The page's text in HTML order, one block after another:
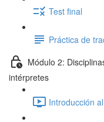
Test final
Práctica de
Módulo 2:
intérpretes
Introducción